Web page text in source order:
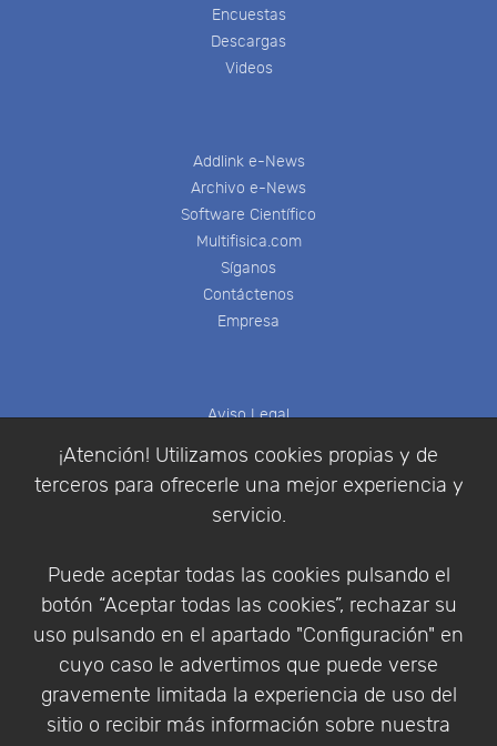
¡Atención! Utilizamos cookies propias y de
terceros para ofrecerle una mejor experiencia y
servicio.
Puede aceptar todas las cookies pulsando el
botón “Aceptar todas las cookies”, rechazar su
uso pulsando en el apartado "Configuración" en
cuyo caso le advertimos que puede verse
gravemente limitada la experiencia de uso del
sitio o recibir más información sobre nuestra
Encuestas
Descargas
Videos
Addlink e-News
Archivo e-News
Software Científico
Multifisica.com
Síganos
Contáctenos
Empresa
Aviso Legal
Política de Privacidad
Condiciones de compra
Identificarse
Empresa|Aviso Legal| Política de Privacidad |
Política de Cookies